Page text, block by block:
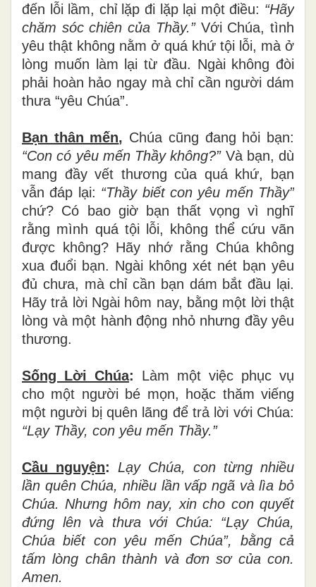
đến lỗi lầm, chỉ lặp đi lặp lại một điều: “Hãy
chăm sóc chiên của Thầy.”Với Chúa, tình
yêu thật không nằm ở quá khứ tội lỗi, mà ở
lòng muốn làm lại từ đầu. Ngài không đòi
phải hoàn hảo ngay mà chỉ cần người dám
thưa “yêu Chúa”.
Bạn thân mến, Chúa cũng đang hỏi bạn:
“Con có yêu mến Thầy không?”Và bạn, dù
mang đầy vết thương của quá khứ, bạn
vẫn đáp lại: “Thầy biết con yêu mến Thầy”
chứ? Có bao giờ bạn thất vọng vì nghĩ
rằng mình quá tội lỗi, không thể cứu vãn
được không? Hãy nhớ rằng Chúa không
xua đuổi bạn. Ngài không xét nét bạn yêu
đủ chưa, mà chỉ cần bạn dám bắt đầu lại.
Hãy trả lời Ngài hôm nay, bằng một lời thật
lòng và một hành động nhỏ nhưng đầy yêu
thương.
Sống Lời Chúa: Làm một việc phục vụ
cho một người bé mọn, hoặc thăm viếng
một người bị quên lãng để trả lời với Chúa:
“Lạy Thầy, con yêu mến Thầy.”
Cầu nguyện: Lạy Chúa, con từng nhiều
lần quên Chúa, nhiều lần vấp ngã và lìa bỏ
Chúa. Nhưng hôm nay, xin cho con quyết
đứng lên và thưa với Chúa: “Lạy Chúa,
Chúa biết con yêu mến Chúa”, bằng cả
tấm lòng chân thành và đơn sơ của con.
Amen.